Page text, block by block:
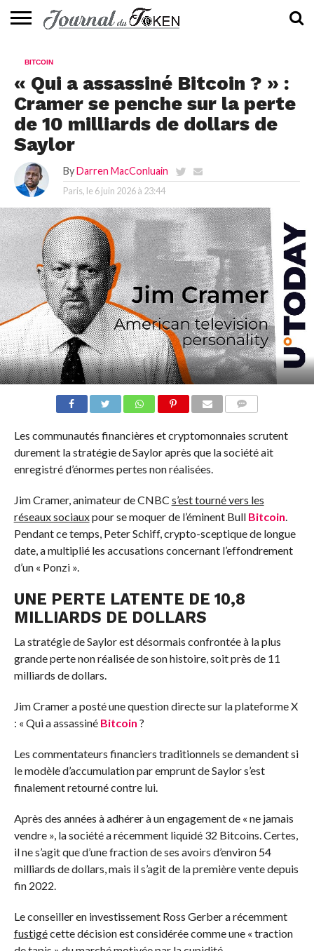
📰
EVALUATION
GUIDE
TENDANCES
À
CONTACTEZ-
BITCOIN
« Qui a assassiné Bitcoin ? » :
Cramer se penche sur la perte
de 10 milliards de dollars de
Saylor
By Darren MacConluain
Paris, le 6 juin 2026 à 23:44
Les communautés financières et cryptomonnaies scrutent
durement la stratégie de Saylor après que la société ait
enregistré d’énormes pertes non réalisées.
Jim Cramer, animateur de CNBC s’est tourné vers les
réseaux sociauxpour se moquer de l’éminent Bull Bitcoin.
Pendant ce temps, Peter Schiff, crypto-sceptique de longue
date, a multiplié les accusations concernant l’effondrement
d’un « Ponzi ».
UNE PERTE LATENTE DE 10,8
MILLIARDS DE DOLLARS
La stratégie de Saylor est désormais confrontée à la plus
grande perte non réalisée de son histoire, soit près de 11
milliards de dollars.
Jim Cramer a posté une question directe sur la plateforme X
: « Qui a assassiné Bitcoin ?
Les commentateurs financiers traditionnels se demandent si
le modèle d’accumulation par emprunt de Saylor s’est
finalement retourné contre lui.
Après des années à adhérer à un engagement de « ne jamais
vendre », la société a récemment liquidé 32 Bitcoins. Certes,
il ne s’agit que d’une fraction de ses avoirs d’environ 54
milliards de dollars, mais il s’agit de la première vente depuis
fin 2022.
Le conseiller en investissement Ross Gerber a récemment
fustigécette décision est considérée comme une « traction